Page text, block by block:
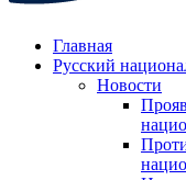
Главная
Русский
Новости